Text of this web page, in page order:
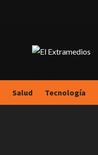
Salud Tecnología